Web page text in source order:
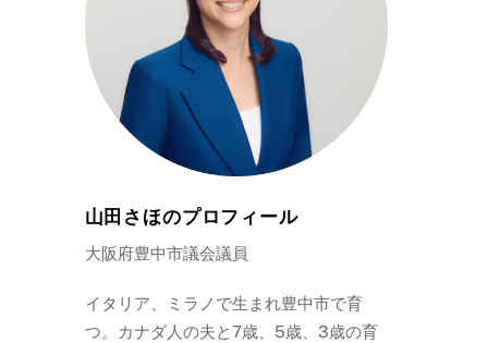
山田さほのプロフィール
大阪府豊中市議会議員
イタリア、ミラノで生まれ豊中市で育
つ。カナダ人の夫と7歳、5歳、3歳の育